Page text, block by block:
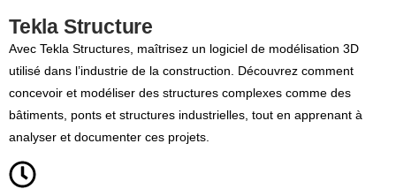
Tekla Structure
Avec Tekla Structures, maîtrisez un logiciel de modélisation 3D
utilisé dans l’industrie de la construction. Découvrez comment
concevoir et modéliser des structures complexes comme des
bâtiments, ponts et structures industrielles, tout en apprenant à
analyser et documenter ces projets.